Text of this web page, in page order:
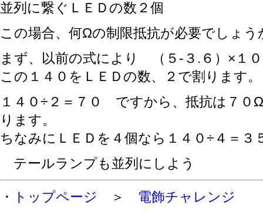
並列に繋ぐＬＥＤの数２個
この場合、何Ωの制限抵抗が必要でしょう
まず、以前の式により （５-３.６）×１
この１４０をＬＥＤの数、２で割ります。
１４０÷２＝７０ ですから、抵抗は７０
ります。
ちなみにＬＥＤを４個なら１４０÷４＝
テールランプも並列にしよう
・ トップページ ＞ 電飾チャレンジ